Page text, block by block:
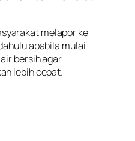
melapor ke
apabila mulai
bersih agar
lebih cepat.